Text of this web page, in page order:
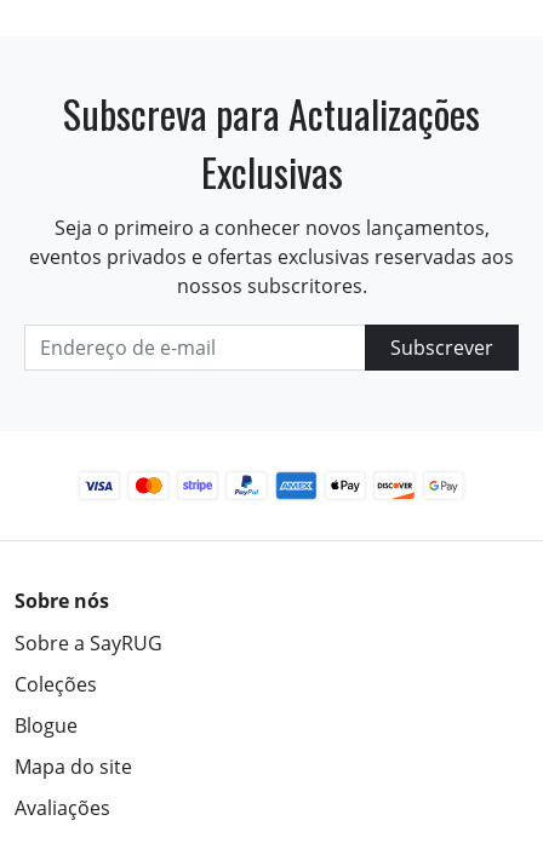
Subscreva para Actualizações
Exclusivas
Seja o primeiro a conhecer novos lançamentos,
eventos privados e ofertas exclusivas reservadas aos
nossos subscritores.
Subscrever
Sobre nós
Sobre a SayRUG
Coleções
Blogue
Mapa do site
Avaliações